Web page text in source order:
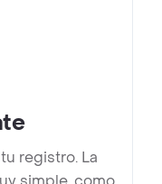
registro. La